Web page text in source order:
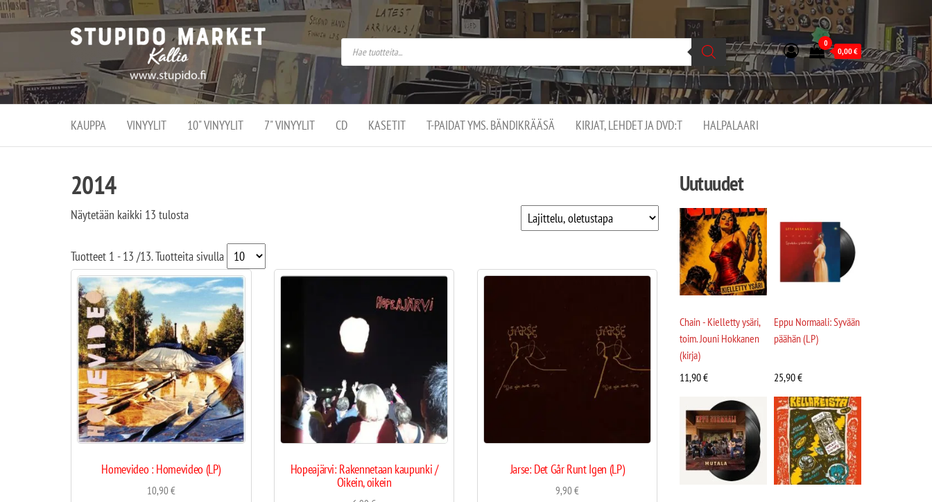
Stupido
Market –
verkossa
ja
kivijalassa
Stupido Market on
vaihtoehtomusaan
erikoistunut
verkko- sekä
kivijalkakauppa
Helsingissä
Kallion
0
0,00€
KAUPPA VINYYLIT 10" VINYYLIT 7" VINYYLIT CD KASETIT T-PAIDAT YMS. BÄNDIKRÄÄSÄ KIRJAT, LEHDET JA DVD:T HALPALAARI
2014
Näytetään kaikki 13 tulosta
Tuotteet 1 - 13 /13. Tuotteita sivulla
Homevideo : Homevideo (LP)
10,90€
Hopeajärvi: Rakennetaan kaupunki /
Oikein, oikein
Jarse: Det Går Runt Igen (LP)
9,90€
Uutuudet
Chain - Kielletty ysäri,
toim. Jouni Hokkanen
(kirja)
11,90€
Eppu Normaali: Syvään
päähän (LP)
25,90€